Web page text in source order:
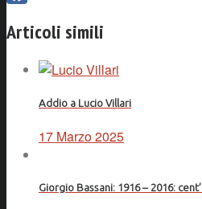
Articoli simili
Addio a Lucio Villari
17 Marzo 2025
Giorgio Bassani: 1916 – 2016: